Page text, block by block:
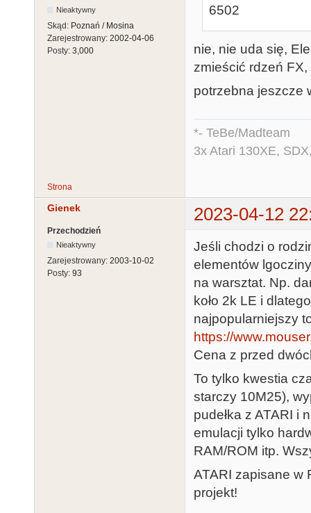
Nieaktywny
Skąd: Poznań / Mosina
Zarejestrowany: 2002-04-06
Posty: 3,000
6502
nie, nie uda się,
zmieścić rdzeń
potrzebna jeszcze
*- TeBe/Madteam
3x Atari 130XE,
Strona
Gienek 2023-04-12
Przechodzień
Nieaktywny
Zarejestrowany: 2003-10-02
Posty: 93
Jeśli chodzi o
elementów
na warsztat. Np.
koło 2k LE i
najpopularniejszy
https://
Cena z przed
To tylko kwestia
starczy 10M25),
pudełka z ATARI i
emulacji tylko
RAM/ROM itp.
ATARI zapisane w
projekt!